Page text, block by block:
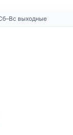
выходные